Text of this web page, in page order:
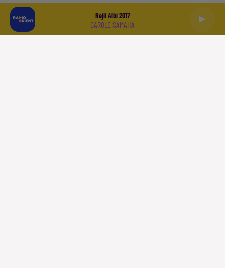
Rejii Albi 2017
CAROLE SAMAHA